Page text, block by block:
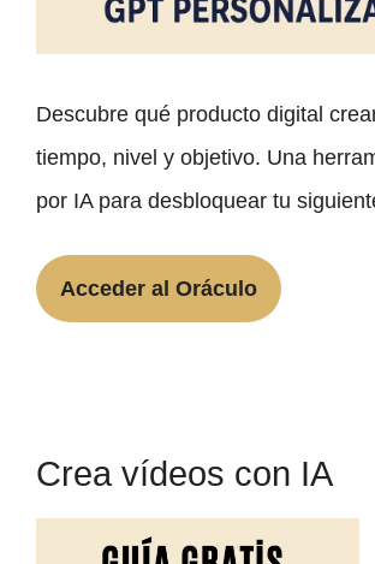
Descubre qué producto digital
tiempo, nivel y objetivo. Una
por IA para desbloquear tu
Acceder al Oráculo
Crea vídeos con IA